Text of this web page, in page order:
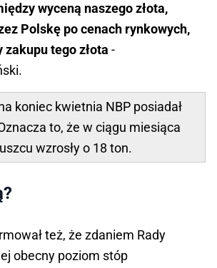
wyceną naszego złota,
Polskę po cenach rynkowych,
tego złota -
koniec kwietnia NBP posiadał
to, że w ciągu miesiąca
wzrosły o 18 ton.
też, że zdaniem Rady
obecny poziom stóp